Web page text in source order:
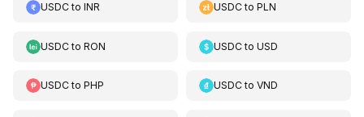
USDCto INR USDCtoPLN
USDCto RON USDCtoUSD
USDCto PHP USDCtoVND